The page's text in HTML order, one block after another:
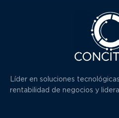
Líder en soluciones
rentabilidad de negocios y